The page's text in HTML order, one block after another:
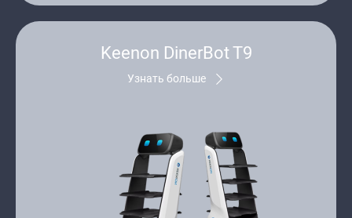
Keenon DinerBot T9
Узнать больше